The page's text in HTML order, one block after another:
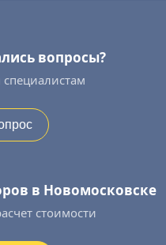
вопросы?
в Новомосковске
стоимости